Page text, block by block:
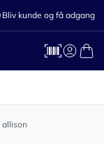
Ring til os
Bliv kunde og få adgang